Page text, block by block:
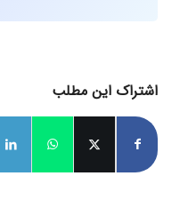
اشتراک این مطلب